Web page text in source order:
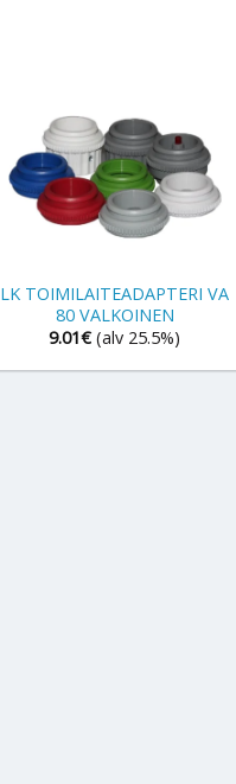
LK TOIMILAITEADAPTERI VA
80 VALKOINEN
9.01€ (alv 25.5%)